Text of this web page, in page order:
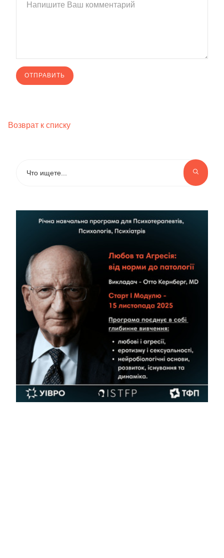
Возврат к списку